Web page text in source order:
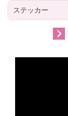
ステッカー